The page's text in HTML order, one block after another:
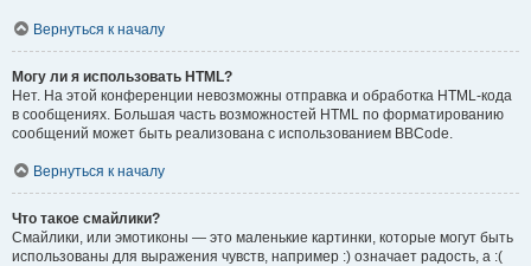
Вернуться к началу
Могу ли я использовать HTML?
Нет. На этой конференции невозможны отправка и обработка HTML-кода
в сообщениях. Большая часть возможностей HTML по форматированию
сообщений может быть реализована с использованием BBCode.
Вернуться к началу
Что такое смайлики?
Смайлики, или эмотиконы — это маленькие картинки, которые могут быть
использованы для выражения чувств, например :) означает радость, а :(